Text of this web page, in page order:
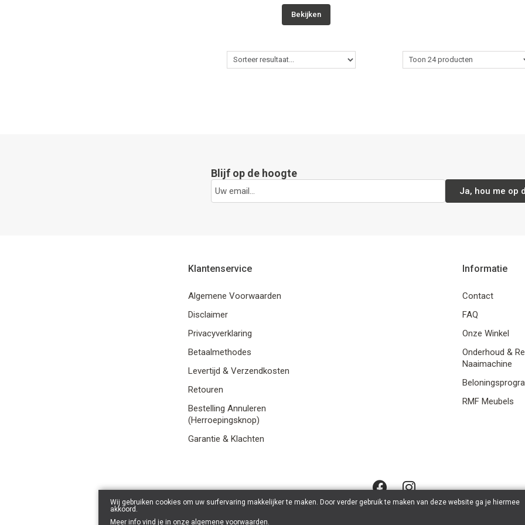
Bekijken
Blijf op de hoogte
Ja, hou me op
Klantenservice
Algemene Voorwaarden
Disclaimer
Privacyverklaring
Betaalmethodes
Levertijd & Verzendkosten
Retouren
Bestelling Annuleren
(Herroepingsknop)
Garantie & Klachten
Informatie
Contact
FAQ
Onze Winkel
Onderhoud &
Naaimachine
RMF Meubels
Wij gebruiken cookies om uw surfervaring makkelijker te maken. Door verder gebruik te maken van deze website ga je hiermee
akkoord.
Meer info vind je in onze algemene voorwaarden.